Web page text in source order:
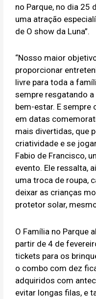
no Parque, no dia 25
uma atração
de O show da Luna”.
“Nosso maior
proporcionar
livre para toda a
sempre resgatando
bem-estar. E
em datas
mais divertidas, que
criatividade e se
Fabio de Francisco,
evento. Ele ressalta,
uma troca de roupa,
deixar as crianças
protetor solar,
O Família no Parque
partir de 4 de
tickets para os
o combo com dez
adquiridos com
evitar longas filas, e